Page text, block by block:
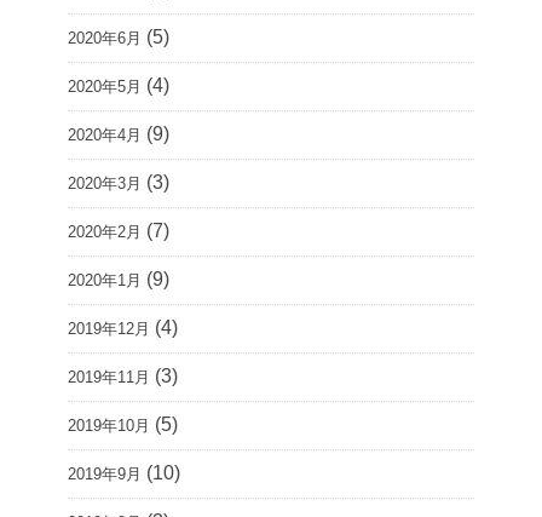
2020年6月 (5)
2020年5月 (4)
2020年4月 (9)
2020年3月 (3)
2020年2月 (7)
2020年1月 (9)
2019年12月 (4)
2019年11月 (3)
2019年10月 (5)
2019年9月 (10)